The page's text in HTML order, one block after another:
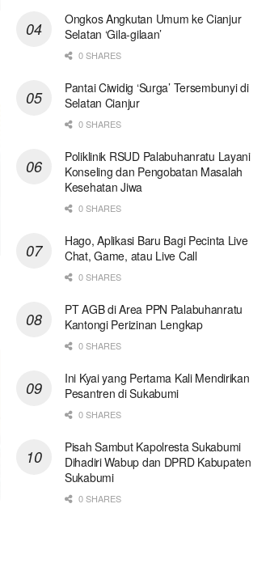
Ongkos Angkutan Umum ke Cianjur
Selatan ‘Gila-gilaan’
0 SHARES
Pantai Ciwidig ‘Surga’ Tersembunyi di
Selatan Cianjur
0 SHARES
Poliklinik RSUD Palabuhanratu Layani
Konseling dan Pengobatan Masalah
Kesehatan Jiwa
0 SHARES
Hago, Aplikasi Baru Bagi Pecinta Live
Chat, Game, atau Live Call
0 SHARES
PT AGB di Area PPN Palabuhanratu
Kantongi Perizinan Lengkap
0 SHARES
Ini Kyai yang Pertama Kali Mendirikan
Pesantren di Sukabumi
0 SHARES
Pisah Sambut Kapolresta Sukabumi
Dihadiri Wabup dan DPRD Kabupaten
Sukabumi
0 SHARES